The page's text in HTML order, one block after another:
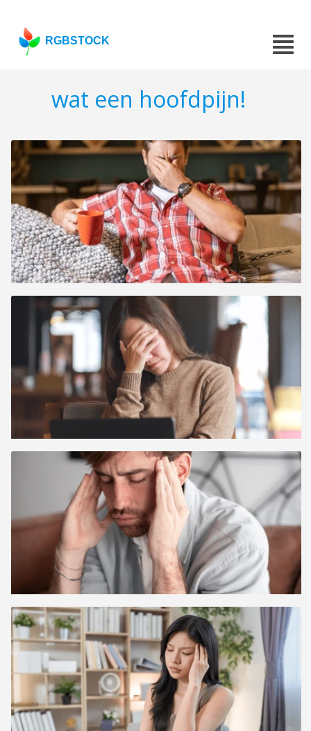
RGBSTOCK
wat een hoofdpijn!